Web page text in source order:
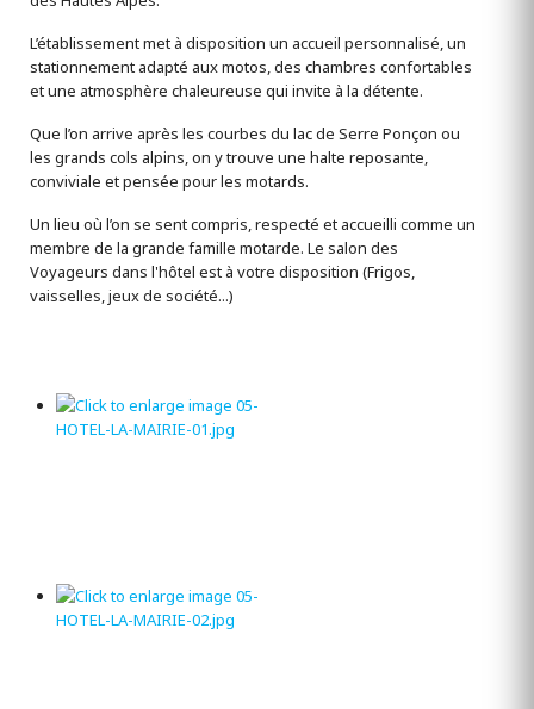
L’établissement met à disposition un accueil personnalisé, un
stationnement adapté aux motos, des chambres confortables
et une atmosphère chaleureuse qui invite à la détente.
Que l’on arrive après les courbes du lac de Serre Ponçon ou
les grands cols alpins, on y trouve une halte reposante,
conviviale et pensée pour les motards.
Un lieu où l’on se sent compris, respecté et accueilli comme un
membre de la grande famille motarde. Le salon des
Voyageurs dans l'hôtel est à votre disposition (Frigos,
vaisselles, jeux de société...)